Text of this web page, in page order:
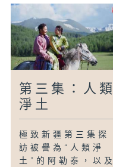
第三集：人類
淨土
極致新疆第三集探
訪被譽為“人類淨
土”的阿勒泰，以及